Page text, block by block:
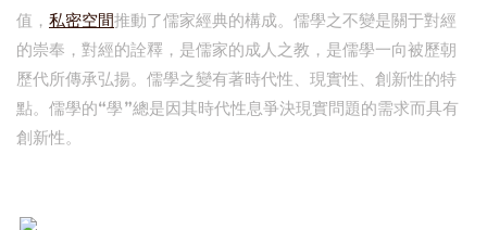
值， 私密空間推動了儒家經典的構成。儒學之不變是關于對經
的崇奉，對經的詮釋，是儒家的成人之教，是儒學一向被歷朝
歷代所傳承弘揚。儒學之變有著時代性、現實性、創新性的特
點。儒學的“學”總是因其時代性息爭決現實問題的需求而具有
創新性。